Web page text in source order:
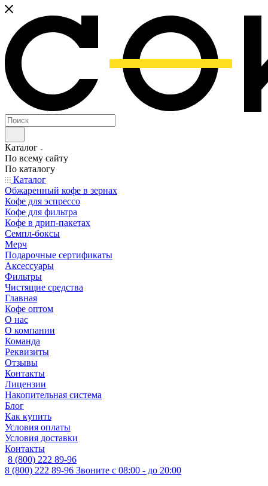
Каталог
По всему сайту
По каталогу
Каталог
Обжаренный кофе в зернах
Кофе для эспрессо
Кофе для фильтра
Кофе в дрип-пакетах
Семпл-боксы
Мерч
Подарочные сертификаты
Аксессуары
Фильтры
Чистящие средства
Главная
Кофе оптом
О нас
О компании
Команда
Реквизиты
Отзывы
Контакты
Лицензии
Накопительная система
Блог
Как купить
Условия оплаты
Условия доставки
Контакты
8 (800) 222 89-96
8 (800) 222 89-96 Звоните с 08:00 - до 20:00